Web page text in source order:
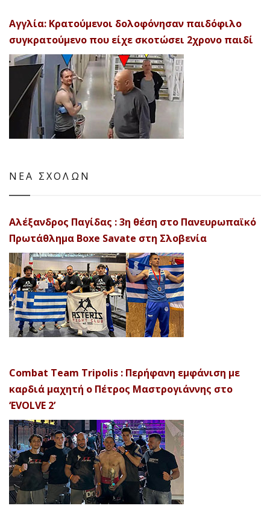
Αγγλία: Κρατούμενοι δολοφόνησαν παιδόφιλο
συγκρατούμενο που είχε σκοτώσει 2χρονο παιδί
ΝΕΑ ΣΧΟΛΩΝ
Αλέξανδρος Παγίδας : 3η θέση στο Πανευρωπαϊκό
Πρωτάθλημα Boxe Savate στη Σλοβενία
Combat Team Tripolis : Περήφανη εμφάνιση με
καρδιά μαχητή ο Πέτρος Μαστρογιάννης στο
‘EVOLVE 2’